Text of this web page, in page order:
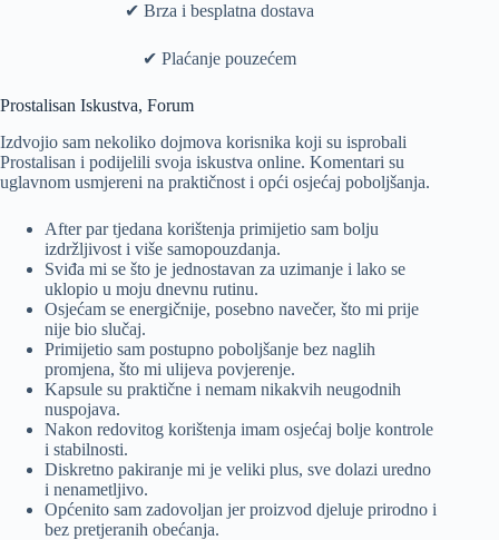
✔ Brza i besplatna dostava
✔ Plaćanje pouzećem
Prostalisan Iskustva, Forum
Izdvojio sam nekoliko dojmova korisnika koji su isprobali
Prostalisan i podijelili svoja iskustva online. Komentari su
uglavnom usmjereni na praktičnost i opći osjećaj poboljšanja.
After par tjedana korištenja primijetio sam bolju
izdržljivost i više samopouzdanja.
Sviđa mi se što je jednostavan za uzimanje i lako se
uklopio u moju dnevnu rutinu.
Osjećam se energičnije, posebno navečer, što mi prije
nije bio slučaj.
Primijetio sam postupno poboljšanje bez naglih
promjena, što mi ulijeva povjerenje.
Kapsule su praktične i nemam nikakvih neugodnih
nuspojava.
Nakon redovitog korištenja imam osjećaj bolje kontrole
i stabilnosti.
Diskretno pakiranje mi je veliki plus, sve dolazi uredno
i nenametljivo.
Općenito sam zadovoljan jer proizvod djeluje prirodno i
bez pretjeranih obećanja.